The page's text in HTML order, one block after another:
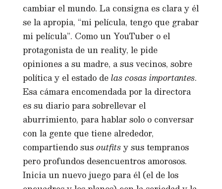
cambiar el mundo. La consigna es clara y él
se la apropia, “mi película, tengo que grabar
mi película”. Como un YouTuber o el
protagonista de un reality, le pide
opiniones a su madre, a sus vecinos, sobre
política y el estado delas cosas importantes.
Esa cámara encomendada por la directora
es su diario para sobrellevar el
aburrimiento, para hablar solo o conversar
con la gente que tiene alrededor,
compartiendo susoutfitsy sus tempranos
pero profundos desencuentros amorosos.
Inicia un nuevo juego para él (el de los